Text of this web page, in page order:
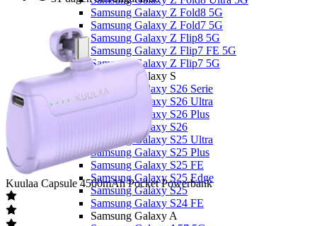
Samsung Galaxy Z Fold8 5G
Samsung Galaxy Z Fold7 5G
Samsung Galaxy Z Flip8 5G
Samsung Galaxy Z Flip7 FE 5G
Samsung Galaxy Z Flip7 5G
Samsung Galaxy S
Samsung Galaxy S26 Serie
Samsung Galaxy S26 Ultra
Samsung Galaxy S26 Plus
Samsung Galaxy S26
Samsung Galaxy S25 Ultra
Samsung Galaxy S25 Plus
Samsung Galaxy S25 FE
Samsung Galaxy S25 Edge
Samsung Galaxy S25
Samsung Galaxy S24 FE
Samsung Galaxy A
Kuulaa Capsule 4500mAh Pocket Powerbank